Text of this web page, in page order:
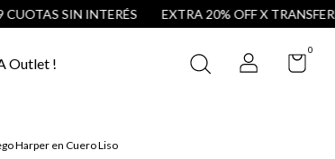
SIN INTERÉS EXTRA 20% OFF X
Outlet !
0
Harper en Cuero Liso